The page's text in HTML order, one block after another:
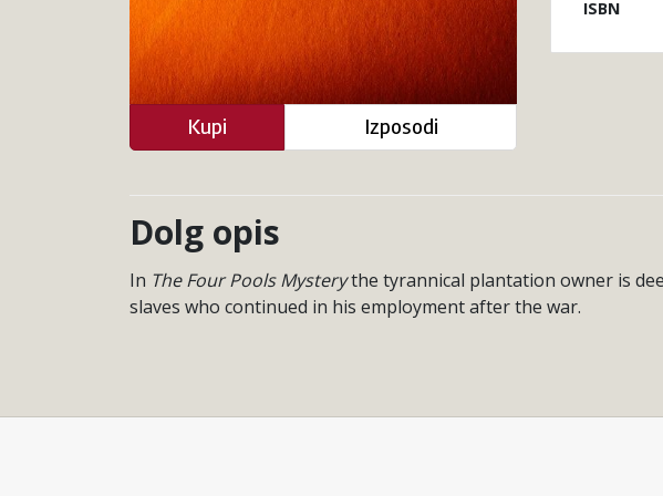
ISBN
Kupi Izposodi
Dolg opis
In The Four Pools Mysterythe tyrannical plantation owner is
slaves who continued in his employment after the war.